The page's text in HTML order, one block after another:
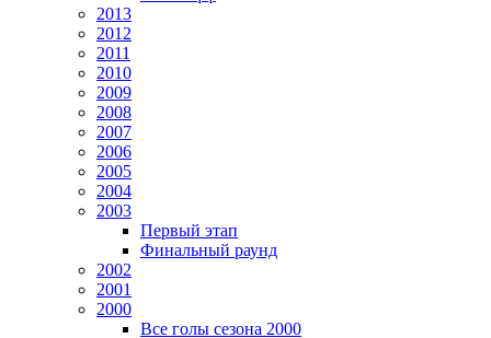
2013
2012
2011
2010
2009
2008
2007
2006
2005
2004
2003
Первый этап
Финальный раунд
2002
2001
2000
Все голы сезона 2000